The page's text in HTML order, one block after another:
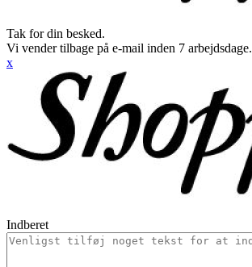
Tak for din besked.
Vi vender tilbage på e-mail inden 7 arbejdsdage.
x
Indberet